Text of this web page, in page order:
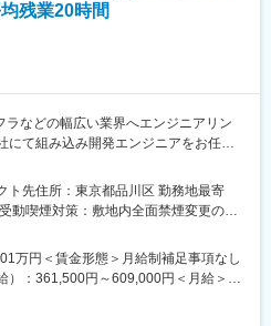
、Pythonなど
、あらゆる業界の先端技術開発の現場
広さと深さ
残業20時間
ラなどの幅広い業界へエンジニアリン
にて組み込み開発エンジニアをお任せ
細設計、実装、テストまで、ご希望と
す。
ト先住所：東京都品川区 勤務地最寄
動喫煙対策：敷地内全面禁煙変更の範
万円＜賃金形態＞月給制補足事項なし
）：361,500円～609,000円＜月給＞